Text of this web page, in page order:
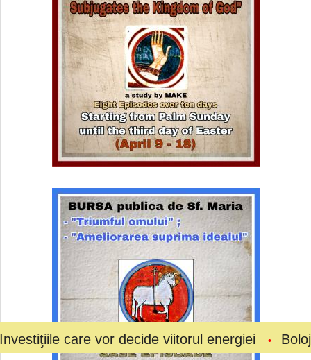
vor decide viitorul energiei Bolojan a cerut